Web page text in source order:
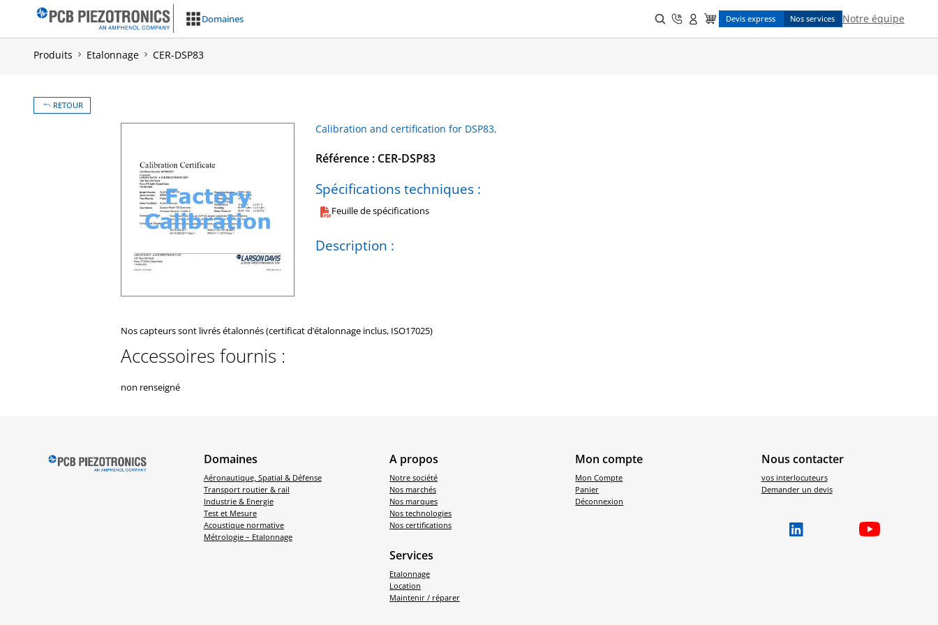
Domaines
Search
for:
Devis express Nos services Notre équipe
Produits Etalonnage CER-DSP83
RETOUR
Calibration and certification for DSP83,
Référence : CER-DSP83
Spécifications techniques :
Feuille de spécifications
Description :
Nos capteurs sont livrés étalonnés (certificat d’étalonnage inclus, ISO17025)
Accessoires fournis :
non renseigné
Domaines
Aéronautique, Spatial & Défense
Transport routier & rail
Industrie & Energie
Test et Mesure
Acoustique normative
Métrologie – Etalonnage
A propos
Notre société
Nos marchés
Nos marques
Nos technologies
Nos certifications
Services
Etalonnage
Location
Maintenir / réparer
Mon compte
Mon Compte
Panier
Déconnexion
Nous contacter
vos interlocuteurs
Demander un devis